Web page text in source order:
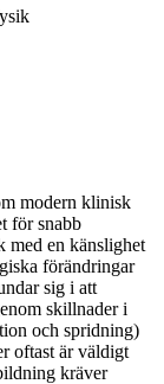
modern klinisk
för snabb
med en känslighet
förändringar
sig i att
skillnader i
och spridning)
oftast är väldigt
kräver